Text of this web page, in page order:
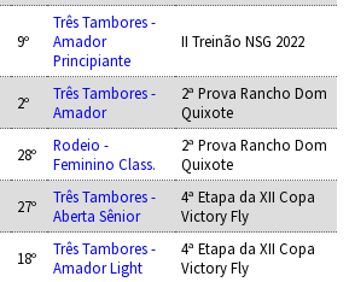
9º
Três Tambores -
Amador
Principiante
II Treinão NSG 2022
2º
Três Tambores -
Amador
2ª Prova Rancho Dom
Quixote
28º
Rodeio -
Feminino Class.
2ª Prova Rancho Dom
Quixote
27º
Três Tambores -
Aberta Sênior
4ª Etapa da XII Copa
Victory Fly
18º
Três Tambores -
Amador Light
4ª Etapa da XII Copa
Victory Fly